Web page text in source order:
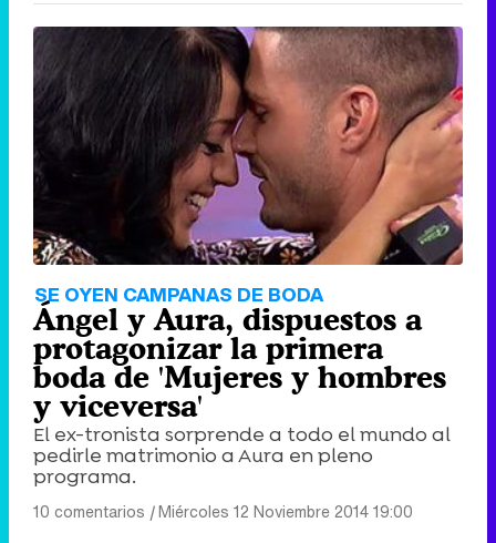
SE OYEN CAMPANAS DE BODA
Ángel y Aura, dispuestos a
protagonizar la primera
boda de 'Mujeres y hombres
y viceversa'
El ex-tronista sorprende a todo el mundo al
pedirle matrimonio a Aura en pleno
programa.
10 comentarios |Miércoles 12 Noviembre 2014 19:00